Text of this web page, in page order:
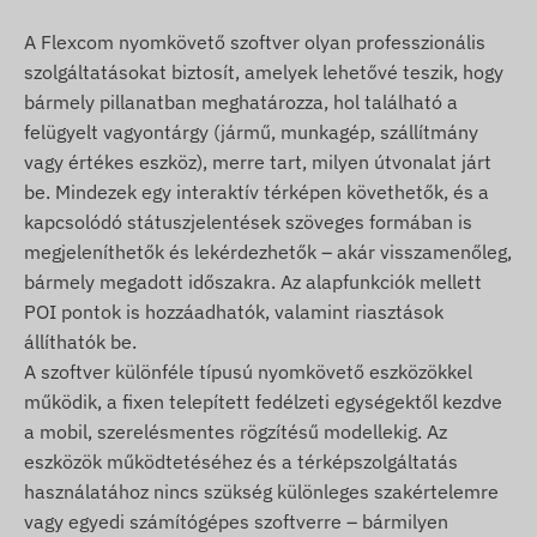
További, részletes és számszerű adatok a
Specifikáció részben tekinthetők meg. A készülék
funkcionalitását jelentősen kibővítő, szoftveres
úton megvalósított szolgáltatások ismertetését
(pl. további riasztások, útvonalak térképes
megjelenítése és diagramos elemzése,
menetlevelek és egyéb kimutatások készítése
stb.) a Nyomkövető szoftver leírásánál találja.
A csomag tartalma
TELTONIKA FMC920-E 4g lte jármű gps
nyomkövető
Bekötő kábel
Üzembehelyezési útmutató
A Flexcom nyomkövető szoftver olyan professzionális
szolgáltatásokat biztosít, amelyek lehetővé teszik, hogy
bármely pillanatban meghatározza, hol található a
felügyelt vagyontárgy (jármű, munkagép, szállítmány
vagy értékes eszköz), merre tart, milyen útvonalat járt
be. Mindezek egy interaktív térképen követhetők, és a
kapcsolódó státuszjelentések szöveges formában is
megjeleníthetők és lekérdezhetők – akár visszamenőleg,
bármely megadott időszakra. Az alapfunkciók mellett
POI pontok is hozzáadhatók, valamint riasztások
állíthatók be.
A szoftver különféle típusú nyomkövető eszközökkel
működik, a fixen telepített fedélzeti egységektől kezdve
a mobil, szerelésmentes rögzítésű modellekig. Az
eszközök működtetéséhez és a térképszolgáltatás
használatához nincs szükség különleges szakértelemre
vagy egyedi számítógépes szoftverre – bármilyen